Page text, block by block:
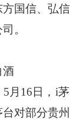
信、弘信
。
16日，i茅
对部分贵